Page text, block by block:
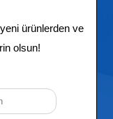
Esenyurt/İstanbul